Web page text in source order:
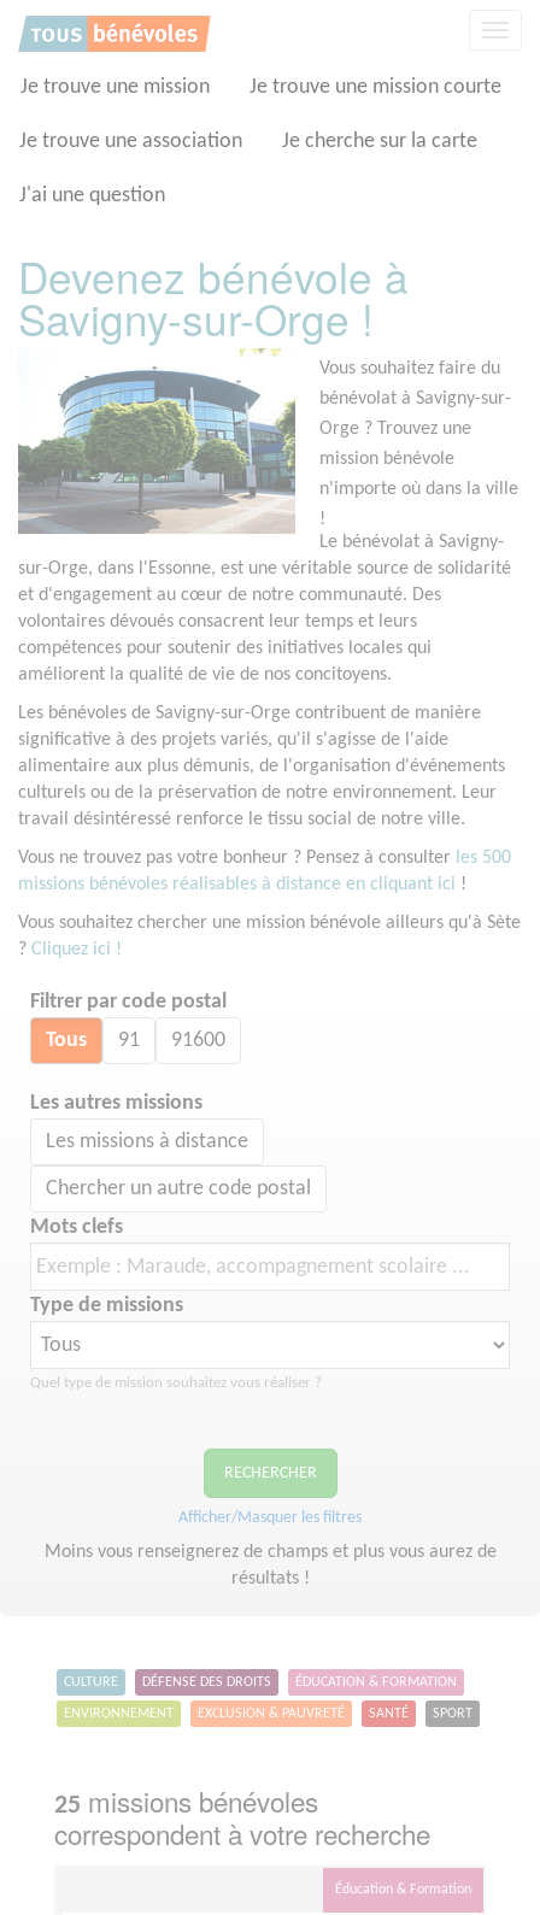
Je trouve une mission Je trouve une mission courte
Je trouve une association Je cherche sur la carte
J'ai une question
Devenez bénévole à
Savigny-sur-Orge !
Vous souhaitez faire du
bénévolat à Savigny-sur-
Orge ? Trouvez une
mission bénévole
n'importe où dans la ville
!
Le bénévolat à Savigny-
sur-Orge, dans l'Essonne, est une véritable source de solidarité
et d'engagement au cœur de notre communauté. Des
volontaires dévoués consacrent leur temps et leurs
compétences pour soutenir des initiatives locales qui
améliorent la qualité de vie de nos concitoyens.
Les bénévoles de Savigny-sur-Orge contribuent de manière
significative à des projets variés, qu'il s'agisse de l'aide
alimentaire aux plus démunis, de l'organisation d'événements
culturels ou de la préservation de notre environnement. Leur
travail désintéressé renforce le tissu social de notre ville.
Vous ne trouvez pas votre bonheur ? Pensez à consulter les 500
missions bénévoles réalisables à distance en cliquant ici !
Vous souhaitez chercher une mission bénévole ailleurs qu'à Sète
? Cliquez ici !
Filtrer par code postal
Tous 91 91600
Les autres missions
Les missions à distance
Chercher un autre code postal
Mots clefs
Type de missions
Quel type de mission souhaitez vous réaliser ?
RECHERCHER
Afficher/Masquer les filtres
Moins vous renseignerez de champs et plus vous aurez de
résultats !
CULTURE DÉFENSE DES DROITS ÉDUCATION & FORMATION
ENVIRONNEMENT EXCLUSION & PAUVRETÉ SANTÉ SPORT
25 missions bénévoles
correspondent à votre recherche
Éducation & Formation
Panneau de gestion des cookies